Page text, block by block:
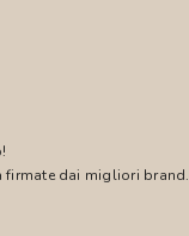
firmate dai migliori brand.